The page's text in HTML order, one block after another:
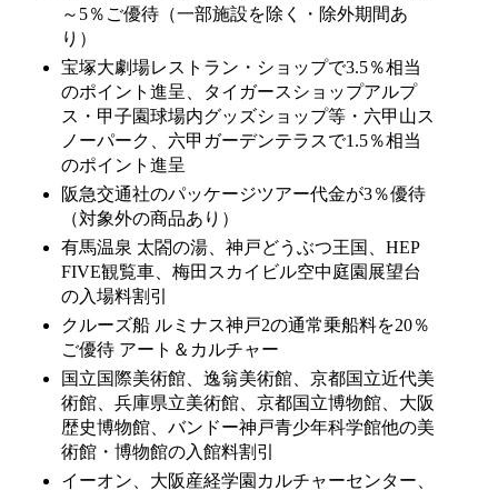
～5％ご優待（一部施設を除く・除外期間あ
り）
宝塚大劇場レストラン・ショップで3.5％相当
のポイント進呈、タイガースショップアルプ
ス・甲子園球場内グッズショップ等・六甲山ス
ノーパーク、六甲ガーデンテラスで1.5％相当
のポイント進呈
阪急交通社のパッケージツアー代金が3％優待
（対象外の商品あり）
有馬温泉 太閤の湯、神戸どうぶつ王国、HEP
FIVE観覧車、梅田スカイビル空中庭園展望台
の入場料割引
クルーズ船 ルミナス神戸2の通常乗船料を20％
ご優待 アート＆カルチャー
国立国際美術館、逸翁美術館、京都国立近代美
術館、兵庫県立美術館、京都国立博物館、大阪
歴史博物館、バンドー神戸青少年科学館他の美
術館・博物館の入館料割引
イーオン、大阪産経学園カルチャーセンター、